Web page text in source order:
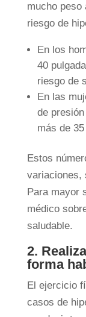
mucho peso
riesgo de
En los
40
riesgo de
En las
de
más de
Estos
variaciones,
Para mayor
médico
saludable.
2.
forma
El ejercicio
casos de